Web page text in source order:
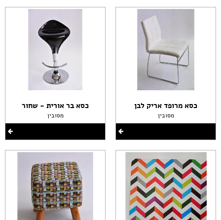
כסא מרופד אריק לבן
מסובין
כסא בר אורית - שחור
מסובין